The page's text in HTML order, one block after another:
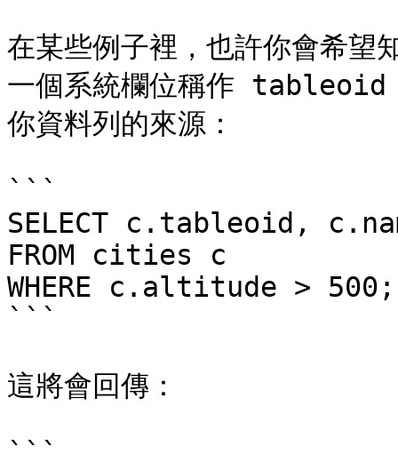
在某些例子裡，也許你會希望
一個系統欄位稱作 tableoid
你資料列的來源：
```
SELECT c.tableoid,
FROM cities c
WHERE c.altitude > 500;
```
這將會回傳：
```